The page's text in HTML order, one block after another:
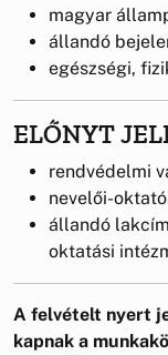
magyar
állandó
egészségi,
ELŐNYT
rendvédelmi
nevelői-
állandó
oktatási
A felvételt nyert
kapnak a